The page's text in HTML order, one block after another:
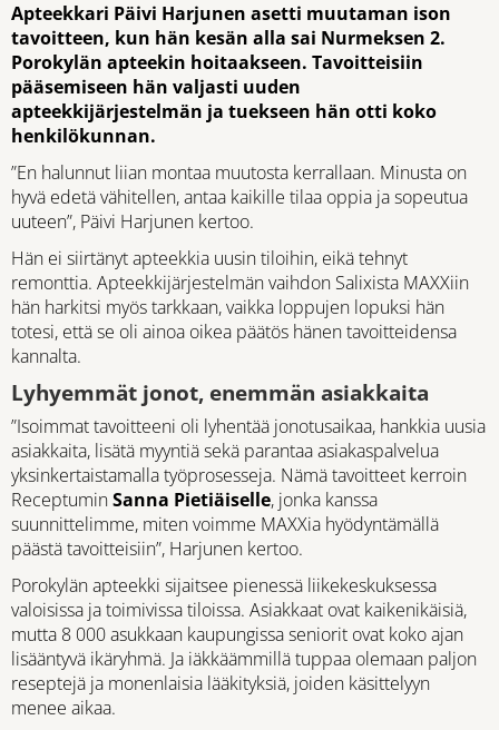
Apteekkari Päivi Harjunen asetti muutaman ison
tavoitteen, kun hän kesän alla sai Nurmeksen 2.
Porokylän apteekin hoitaakseen. Tavoitteisiin
pääsemiseen hän valjasti uuden
apteekkijärjestelmän ja tuekseen hän otti koko
henkilökunnan.
”En halunnut liian montaa muutosta kerrallaan. Minusta on
hyvä edetä vähitellen, antaa kaikille tilaa oppia ja sopeutua
uuteen”, Päivi Harjunen kertoo.
Hän ei siirtänyt apteekkia uusin tiloihin, eikä tehnyt
remonttia. Apteekkijärjestelmän vaihdon Salixista MAXXiin
hän harkitsi myös tarkkaan, vaikka loppujen lopuksi hän
totesi, että se oli ainoa oikea päätös hänen tavoitteidensa
kannalta.
Lyhyemmät jonot, enemmän asiakkaita
”Isoimmat tavoitteeni oli lyhentää jonotusaikaa, hankkia uusia
asiakkaita, lisätä myyntiä sekä parantaa asiakaspalvelua
yksinkertaistamalla työprosesseja. Nämä tavoitteet kerroin
ReceptuminSanna Pietiäiselle, jonka kanssa
suunnittelimme, miten voimme MAXXia hyödyntämällä
päästä tavoitteisiin”, Harjunen kertoo.
Porokylän apteekki sijaitsee pienessä liikekeskuksessa
valoisissa ja toimivissa tiloissa. Asiakkaat ovat kaikenikäisiä,
mutta 8 000 asukkaan kaupungissa seniorit ovat koko ajan
lisääntyvä ikäryhmä. Ja iäkkäämmillä tuppaa olemaan paljon
reseptejä ja monenlaisia lääkityksiä, joiden käsittelyyn
menee aikaa.